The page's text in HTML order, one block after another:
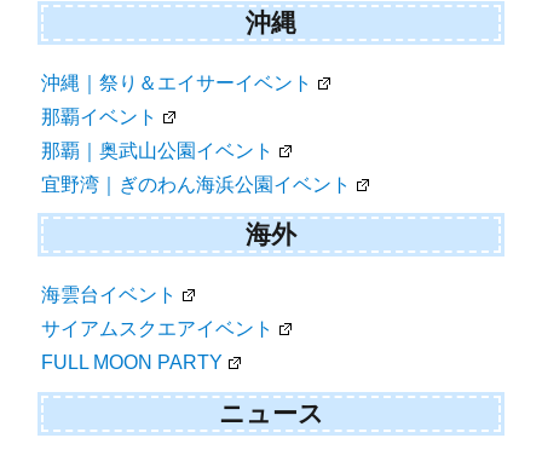
沖縄
沖縄｜祭り＆エイサーイベント
那覇イベント
那覇｜奥武山公園イベント
宜野湾｜ぎのわん海浜公園イベント
海外
海雲台イベント
サイアムスクエアイベント
FULL MOON PARTY
ニュース